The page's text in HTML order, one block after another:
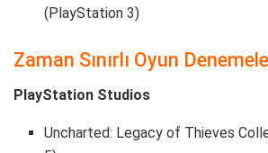
(PlayStation 3)
Zaman Sınırlı Oyun
PlayStation Studios
Uncharted: Legacy of Thieves